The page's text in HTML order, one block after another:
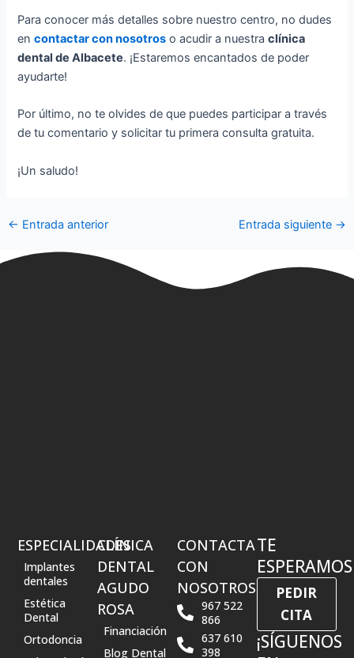
Para conocer más detalles sobre nuestro centro, no dudes
encontactar con nosotros o acudir a nuestraclínica
dental de Albacete. ¡Estaremos encantados de poder
ayudarte!
Por último, no te olvides de que puedes participar a través
de tu comentario y solicitar tu primera consulta gratuita.
¡Un saludo!
← Entrada anterior Entrada siguiente →
ESPECIALIDADES
Implantes
dentales
Estética
Dental
Ortodoncia
CLÍNICA
DENTAL
AGUDO
ROSA
Financiación
Blog Dental
CONTACTA
CON
NOSOTROS
967 522
866
637 610
398
TE
ESPERAMOS
PEDIR
CITA
¡SÍGUENOS